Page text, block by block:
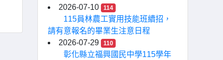
2026-07-10
114
115員林農工實用技能班續招，
請有意報名的畢業生注意日程
2026-07-29
110
彰化縣立福興國民中學115學年